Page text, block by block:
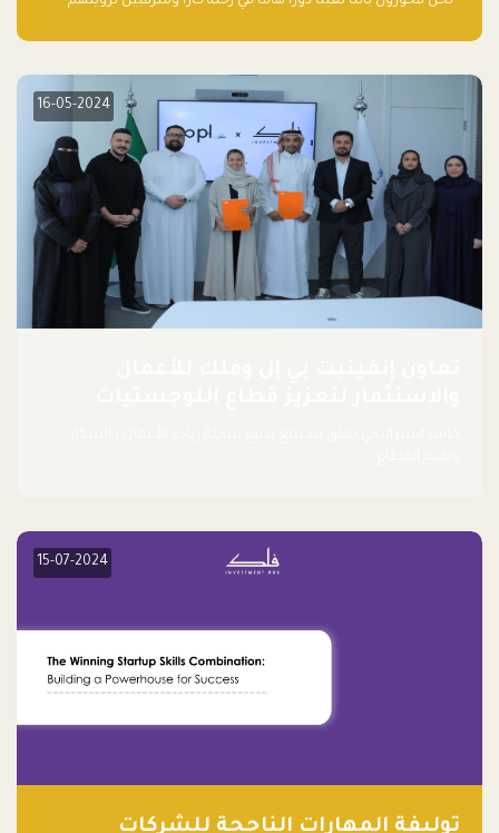
جيدًا لكوكبنا فحسب، بل إنه جيد أيضًا للأعمال”.
16-05-2024
15-07-2024
توليفة المهارات الناجحة للشركات